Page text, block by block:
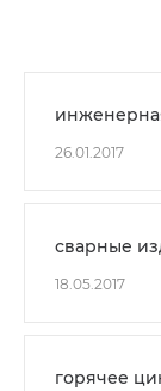
26.01.2017
сварные
18.05.2017
горячее